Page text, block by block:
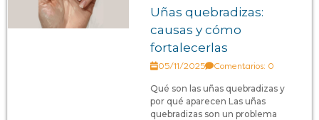
Uñas quebradizas:
causas y cómo
fortalecerlas
05/11/2025 Comentarios: 0
Qué son las uñas quebradizas y
por qué aparecen Las uñas
quebradizas son un problema